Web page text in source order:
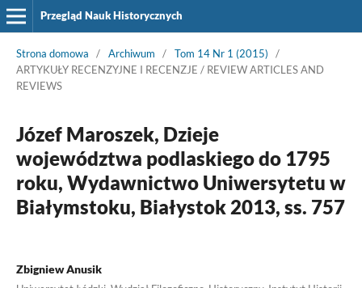
Przegląd Nauk Historycznych
Strona domowa / Archiwum / Tom 14 Nr 1 (2015)
/
ARTYKUŁY RECENZYJNE I RECENZJE / REVIEW ARTICLES AND
REVIEWS
Józef Maroszek, Dzieje
województwa podlaskiego do 1795
roku, Wydawnictwo Uniwersytetu w
Białymstoku, Białystok 2013, ss. 757
Zbigniew Anusik